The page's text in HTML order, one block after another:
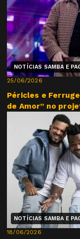
NOTÍCIAS SAMBA E
25/06/2026
Péricles e
de Amor” no
NOTÍCIAS SAMBA E
18/06/2026